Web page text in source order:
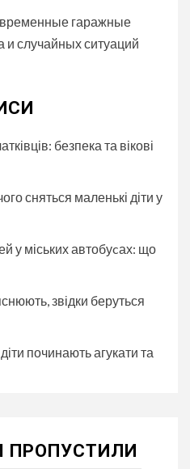
гаражные
и случайных ситуаций
безпека та вікові
сняться маленькі діти у
у міських автобуcах: що
звідки беруться
починають агукати та